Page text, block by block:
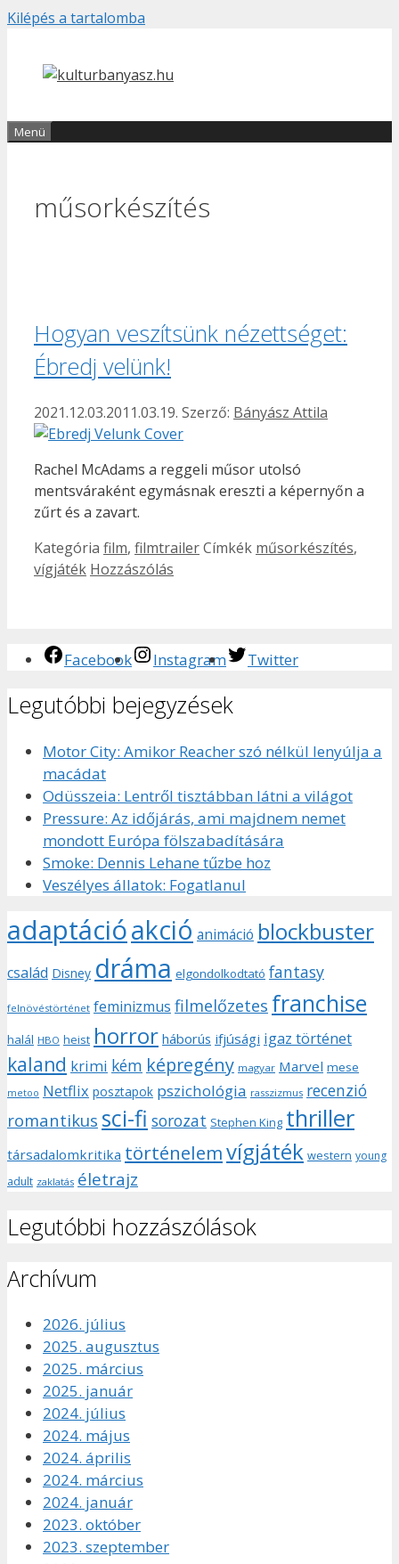
Kilépés a tartalomba
Menü
műsorkészítés
Hogyan veszítsünk nézettséget:
Ébredj velünk!
2021.12.03.2011.03.19. Szerző: Bányász Attila
Rachel McAdams a reggeli műsor utolsó
mentsváraként egymásnak ereszti a képernyőn a
zűrt és a zavart.
Kategória film, filmtrailerCímkék műsorkészítés,
vígjáték Hozzászólás
Facebook Instagram Twitter
Legutóbbi bejegyzések
Motor City: Amikor Reacher szó nélkül lenyúlja a
macádat
Odüsszeia: Lentről tisztábban látni a világot
Pressure: Az időjárás, ami majdnem nemet
mondott Európa fölszabadítására
Smoke: Dennis Lehane tűzbe hoz
Veszélyes állatok: Fogatlanul
adaptációakció animáció blockbuster
család Disney dráma elgondolkodtató fantasy
felnövéstörténet feminizmus filmelőzetes franchise
halál HBO heist horror háborús ifjúsági igaz történet
kaland krimi kém képregény magyar Marvel mese
metoo Netflix posztapok pszichológia rasszizmus recenzió
romantikus sci-fi sorozat Stephen King thriller
társadalomkritika történelemvígjáték western young
adult zaklatás életrajz
Legutóbbi hozzászólások
Archívum
2026. július
2025. augusztus
2025. március
2025. január
2024. július
2024. május
2024. április
2024. március
2024. január
2023. október
2023. szeptember